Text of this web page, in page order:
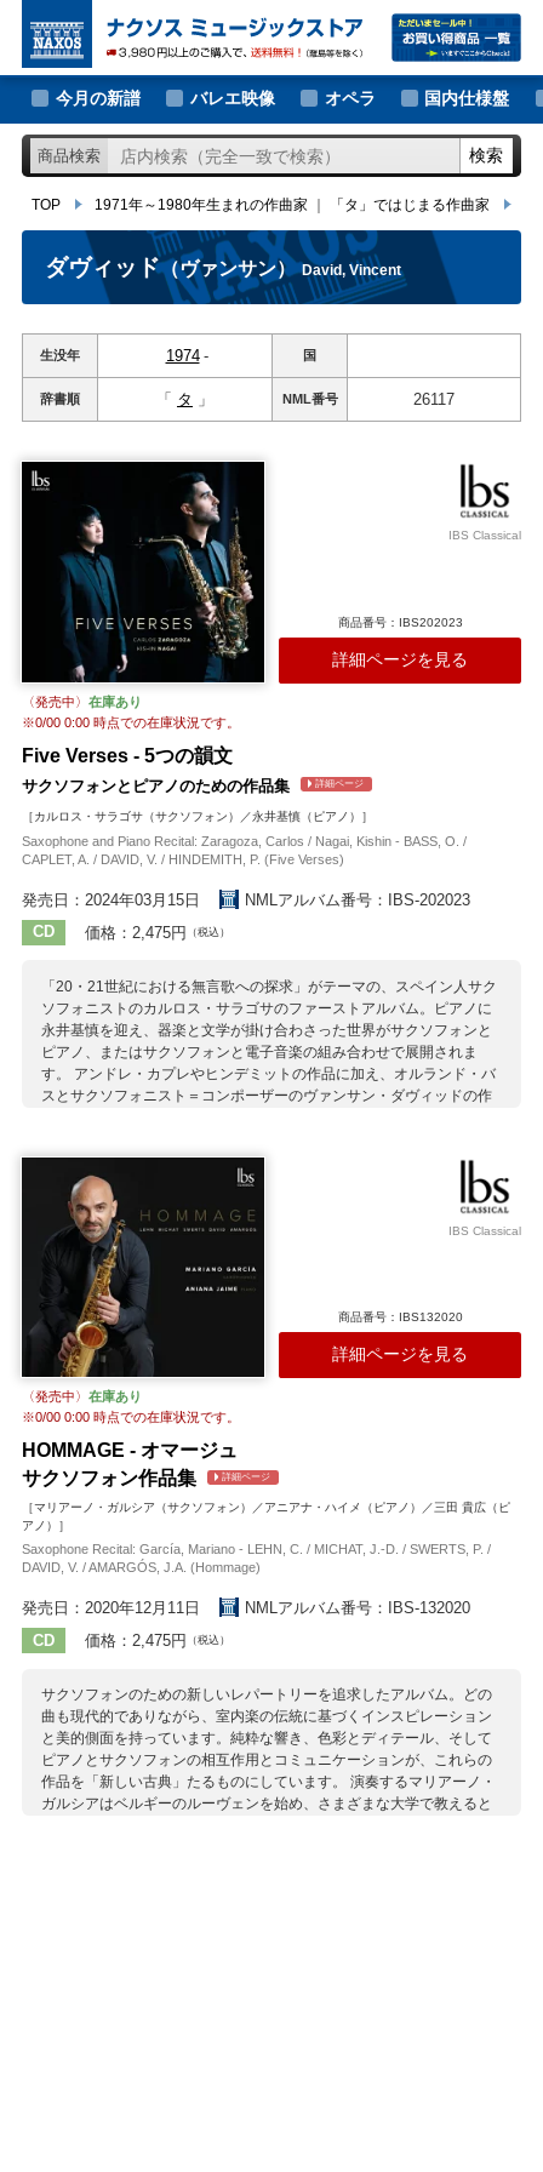
大作曲家の新譜
著名作曲家の新譜
マイナー作曲家の新譜
月別新譜一覧
今月の新譜 バレエ映像 オペラ 国内仕様盤
商品検索 検索
TOP 1971年～1980年生まれの作曲家 「タ」ではじまる作曲家
TOP 1971年～1980年生まれの作曲家 ｜「タ」ではじまる作曲家
ダヴィッド（ヴァンサン） David, Vincent
生没年 1974 - 国
辞書順 「 タ 」 NML番号 26117
IBS Classical
商品番号：IBS202023
詳細ページを見る
〈発売中〉 在庫あり
※0/00 0:00時点での在庫状況です。
Five Verses - 5つの韻文
サクソフォンとピアノのための作品集 詳細ページ
［カルロス・サラゴサ（サクソフォン）／永井基慎（ピアノ）］
Saxophone and Piano Recital: Zaragoza, Carlos / Nagai, Kishin - BASS, O. /
CAPLET, A. / DAVID, V. / HINDEMITH, P. (Five Verses)
発売日：2024年03月15日
NMLアルバム番号：IBS-202023
CD
価格：2,475円 （税込）
「20・21世紀における無言歌への探求」がテーマの、スペイン人サク
ソフォニストのカルロス・サラゴサのファーストアルバム。ピアノに
永井基慎を迎え、器楽と文学が掛け合わさった世界がサクソフォンと
ピアノ、またはサクソフォンと電子音楽の組み合わせで展開されま
す。 アンドレ・カプレやヒンデミットの作品に加え、オルランド・バ
スとサクソフォニスト＝コンポーザーのヴァンサン・ダヴィッドの作
収録作曲家：
カプレ
ダヴィッド
IBS Classical
商品番号：IBS132020
詳細ページを見る
〈発売中〉 在庫あり
※0/00 0:00時点での在庫状況です。
HOMMAGE - オマージュ
サクソフォン作品集
詳細ページ
［マリアーノ・ガルシア（サクソフォン）／アニアナ・ハイメ（ピアノ）／三田 貴広（ピ
アノ）］
Saxophone Recital: García, Mariano - LEHN, C. / MICHAT, J.-D. / SWERTS, P. /
DAVID, V. / AMARGÓS, J.A. (Hommage)
発売日：2020年12月11日
NMLアルバム番号：IBS-132020
CD
価格：2,475円 （税込）
サクソフォンのための新しいレパートリーを追求したアルバム。どの
曲も現代的でありながら、室内楽の伝統に基づくインスピレーション
と美的側面を持っています。純粋な響き、色彩とディテール、そして
ピアノとサクソフォンの相互作用とコミュニケーションが、これらの
作品を「新しい古典」たるものにしています。 演奏するマリアーノ・
ガルシアはベルギーのルーヴェンを始め、さまざまな大学で教えると